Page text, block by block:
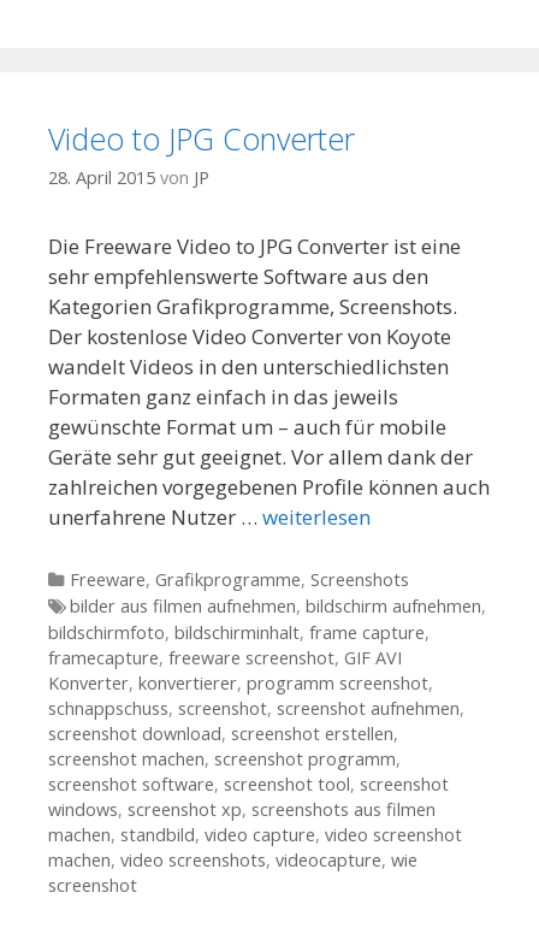
Video to JPG Converter
28. April 2015 von JP
Die Freeware Video to JPG Converter ist eine
sehr empfehlenswerte Software aus den
Kategorien Grafikprogramme, Screenshots.
Der kostenlose Video Converter von Koyote
wandelt Videos in den unterschiedlichsten
Formaten ganz einfach in das jeweils
gewünschte Format um – auch für mobile
Geräte sehr gut geeignet. Vor allem dank der
zahlreichen vorgegebenen Profile können auch
unerfahrene Nutzer … weiterlesen
Kategorien
Freeware, Grafikprogramme, Screenshots
Tags
bilder aus filmen aufnehmen, bildschirm aufnehmen,
bildschirmfoto, bildschirminhalt, frame capture,
framecapture, freeware screenshot, GIF AVI
Konverter, konvertierer, programm screenshot,
schnappschuss, screenshot, screenshot aufnehmen,
screenshot download, screenshot erstellen,
screenshot machen, screenshot programm,
screenshot software, screenshot tool, screenshot
windows, screenshot xp, screenshots aus filmen
machen, standbild, video capture, video screenshot
machen, video screenshots, videocapture, wie
screenshot